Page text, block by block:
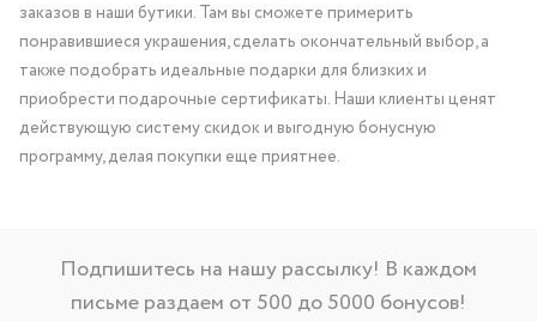
заказов в наши бутики. Там вы сможете примерить
понравившиеся украшения, сделать окончательный выбор, а
также подобрать идеальные подарки для близких и
приобрести подарочные сертификаты. Наши клиенты ценят
действующую систему скидок и выгодную бонусную
программу, делая покупки еще приятнее.
Подпишитесь на нашу рассылку! В каждом
письме раздаем от 500 до 5000 бонусов!